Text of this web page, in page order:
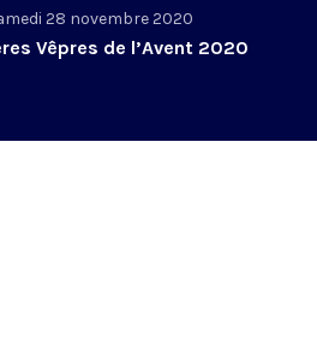
28 novembre 2020
Vêpres de l’Avent 2020